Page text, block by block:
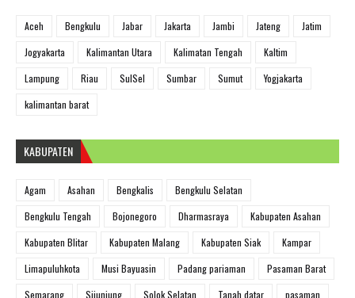
Aceh Bengkulu Jabar Jakarta Jambi Jateng
Jatim
Jogyakarta
Kalimantan Utara Kalimatan Tengah
Kaltim
Lampung
Riau SulSel Sumbar Sumut
Yogjakarta
kalimantan barat
KABUPATEN
Agam Asahan Bengkalis
Bengkulu Selatan
Bengkulu Tengah
Bojonegoro Dharmasraya
Kabupaten Asahan
Kabupaten Blitar
Kabupaten Malang Kabupaten Siak
Kampar
Limapuluhkota
Musi Bayuasin Padang pariaman
Pasaman Barat
Semarang
Sijunjung Solok Selatan Tanah datar pasaman